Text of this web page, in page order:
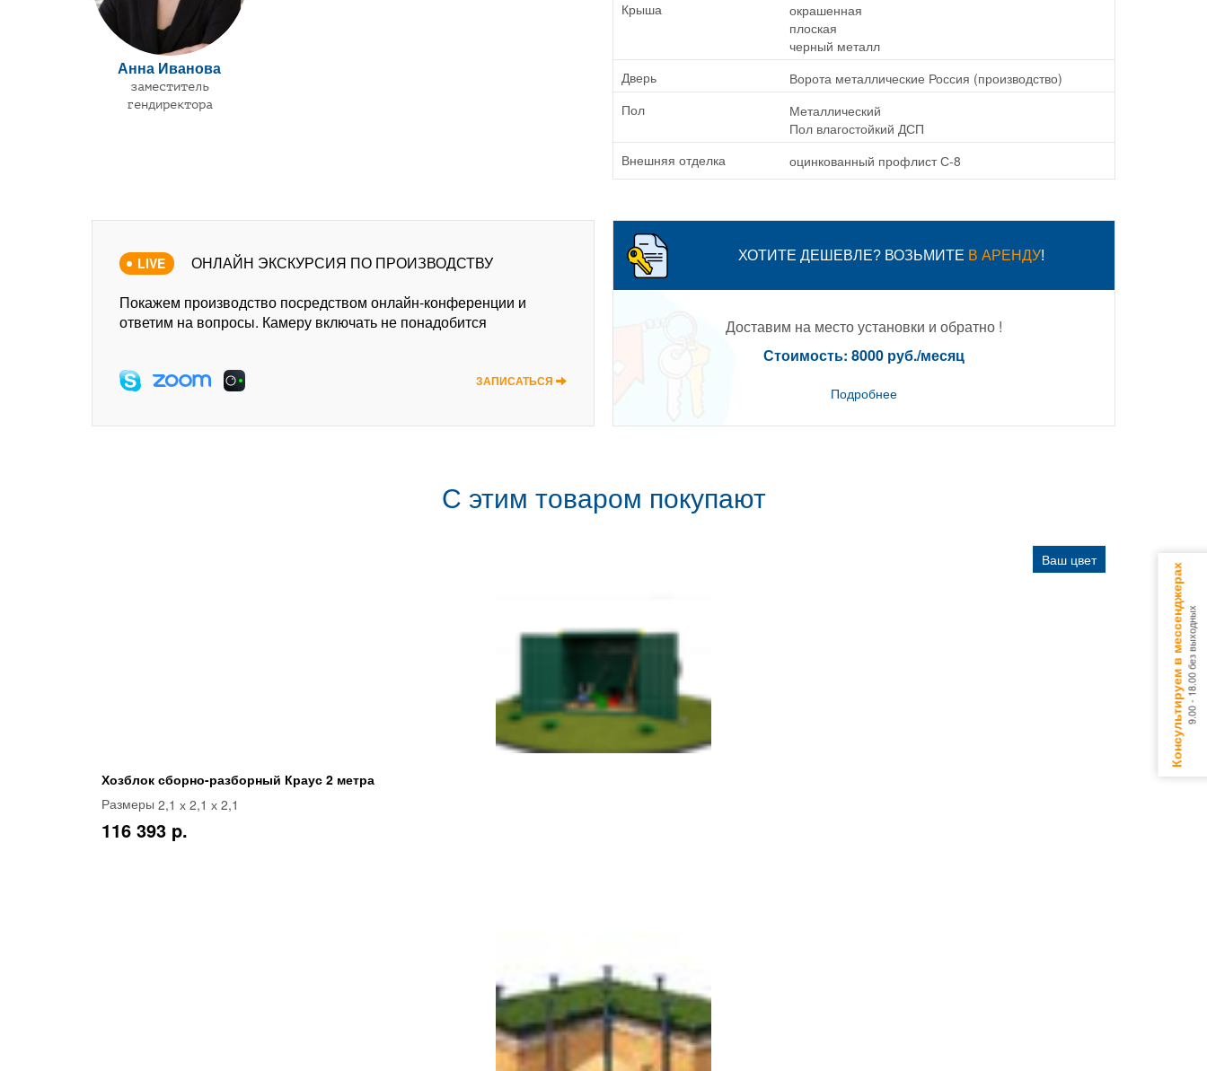
Консультируем в мессенджерах9.00 - 18.00 без выходных
Анна Иванова
заместитель
гендиректора
Крыша
окрашенная
плоская
черный металл
Дверь Ворота металлические Россия (производство)
Пол
Металлический
Пол влагостойкий ДСП
Внешняя отделка оцинкованный профлист С-8
LIVE
ОНЛАЙН ЭКСКУРСИЯ ПО ПРОИЗВОДСТВУ
Покажем производство посредством онлайн-конференции и
ответим на вопросы. Камеру включать не понадобится
ЗАПИСАТЬСЯ
ХОТИТЕ ДЕШЕВЛЕ? ВОЗЬМИТЕ В АРЕНДУ!
Доставим на место установки и обратно !
Стоимость: 8000 руб./месяц
Подробнее
С этим товаром покупают
Ваш цвет
Хозблок сборно-разборный Краус 2 метра
Размеры 2,1 х 2,1 х 2,1
116 393 p.